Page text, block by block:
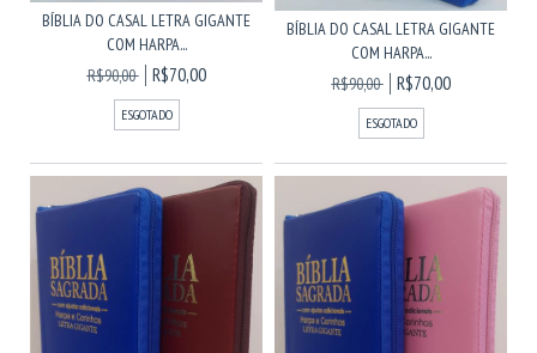
BÍBLIA DO CASAL LETRA GIGANTE
COM HARPA...
R$90,00
R$70,00
ESGOTADO
BÍBLIA DO CASAL LETRA GIGANTE
COM HARPA...
R$90,00
R$70,00
ESGOTADO